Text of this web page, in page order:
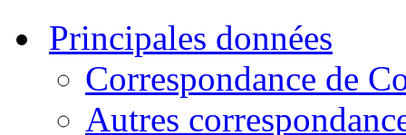
Principales données
Correspondance de
Autres